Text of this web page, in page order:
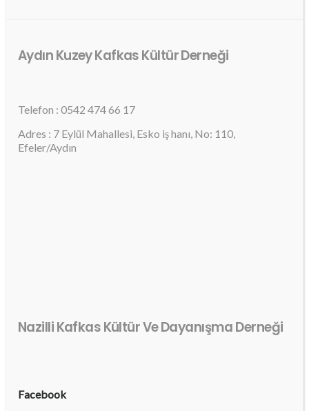
Aydın Kuzey Kafkas Kültür Derneği
Telefon : 0542 474 66 17
Adres : 7 Eylül Mahallesi, Esko iş hanı, No: 110,
Efeler/Aydın
Nazilli Kafkas Kültür Ve Dayanışma Derneği
Facebook